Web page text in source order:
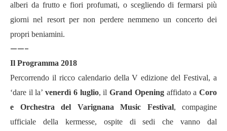
alberi da frutto e fiori profumati, o scegliendo di fermarsi più
giorni nel resort per non perdere nemmeno un concerto dei
propri beniamini.
——-
Il Programma 2018
Percorrendo il ricco calendario della V edizione del Festival, a
‘dare il la’venerdì 6 luglio, ilGrand Openingaffidato aCoro
e Orchestra del Varignana Music Festival, compagine
ufficiale della kermesse, ospite di sedi che vanno dal